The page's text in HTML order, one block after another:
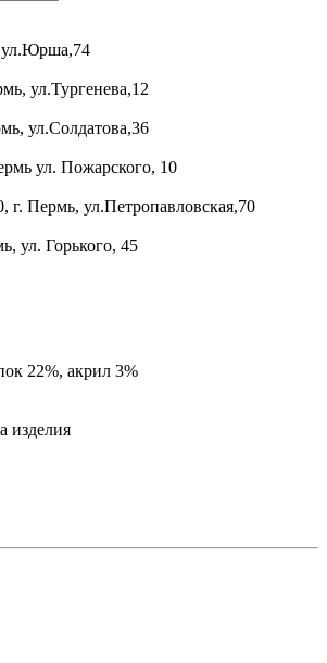
ул.Тургенева,12
ул.Солдатова,36
ул. Пожарского, 10
г. Пермь, ул.Петропавловская,70
ул. Горького, 45
22%, акрил 3%
изделия